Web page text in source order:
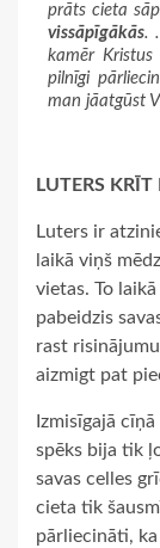
prāts cieta
vissāpīgākās.
kamēr
pilnīgi
man jāatgūst
LUTERS
Luters ir
laikā viņš
vietas. To
pabeidzis
rast
aizmigt pat
Izmisīgajā
spēks bija tik
savas celles
cieta tik
pārliecināti,